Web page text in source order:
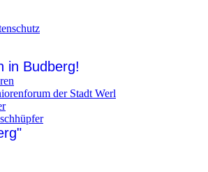
in Budberg!
der Stadt Werl